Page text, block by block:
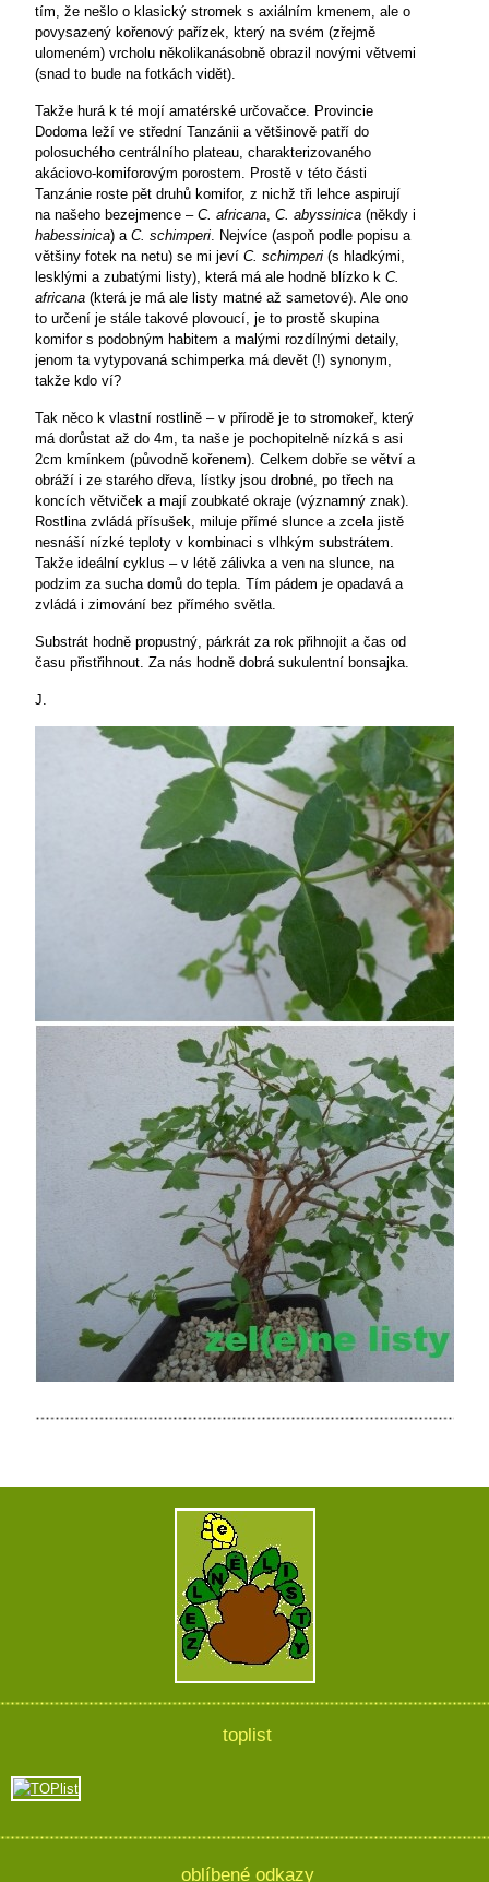
tím, že nešlo o klasický stromek s axiálním kmenem, ale o
povysazený kořenový pařízek, který na svém (zřejmě
ulomeném) vrcholu několikanásobně obrazil novými větvemi
(snad to bude na fotkách vidět).
Takže hurá k té mojí amatérské určovačce. Provincie
Dodoma leží ve střední Tanzánii a většinově patří do
polosuchého centrálního plateau, charakterizovaného
akáciovo-komiforovým porostem. Prostě v této části
Tanzánie roste pět druhů komifor, z nichž tři lehce aspirují
na našeho bezejmence – C. africana, C. abyssinica (někdy i
habessinica) a C. schimperi. Nejvíce (aspoň podle popisu a
většiny fotek na netu) se mi jeví C. schimperi (s hladkými,
lesklými a zubatými listy), která má ale hodně blízko k C.
africana (která je má ale listy matné až sametové). Ale ono
to určení je stále takové plovoucí, je to prostě skupina
komifor s podobným habitem a malými rozdílnými detaily,
jenom ta vytypovaná schimperka má devět (!) synonym,
takže kdo ví?
Tak něco k vlastní rostlině – v přírodě je to stromokeř, který
má dorůstat až do 4m, ta naše je pochopitelně nízká s asi
2cm kmínkem (původně kořenem). Celkem dobře se větví a
obráží i ze starého dřeva, lístky jsou drobné, po třech na
koncích větviček a mají zoubkaté okraje (významný znak).
Rostlina zvládá přísušek, miluje přímé slunce a zcela jistě
nesnáší nízké teploty v kombinaci s vlhkým substrátem.
Takže ideální cyklus – v létě zálivka a ven na slunce, na
podzim za sucha domů do tepla. Tím pádem je opadavá a
zvládá i zimování bez přímého světla.
Substrát hodně propustný, párkrát za rok přihnojit a čas od
času přistřihnout. Za nás hodně dobrá sukulentní bonsajka.
J.
toplist
oblíbené odkazy